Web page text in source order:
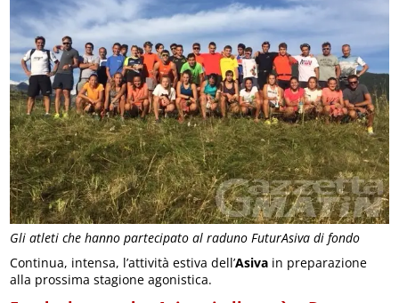
Gli atleti che hanno partecipato al raduno FuturAsiva di fondo
Continua, intensa, l’attività estiva dell’Asiva in preparazione
alla prossima stagione agonistica.